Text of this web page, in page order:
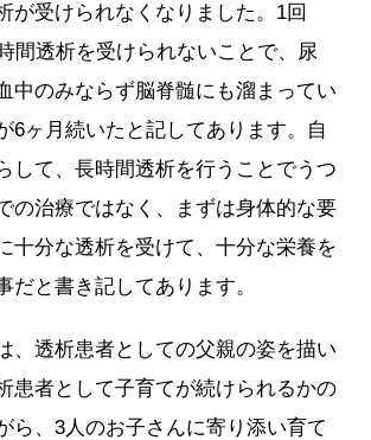
が受けられなくなりました。1回
間透析を受けられないことで、尿
中のみならず脳脊髄にも溜まってい
6ヶ月続いたと記してあります。自
して、長時間透析を行うことでうつ
の治療ではなく、まずは身体的な要
十分な透析を受けて、十分な栄養を
だと書き記してあります。
、透析患者としての父親の姿を描い
患者として子育てが続けられるかの
ら、3人のお子さんに寄り添い育て